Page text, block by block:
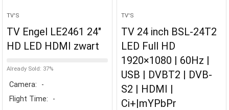
TV'S
TV Engel LE2461 24″
HD LED HDMI zwart
Already Sold: 37%
Camera:
-
Flight Time:
-
TV'S
TV 24 inch BSL-24T2
LED Full HD
1920×1080 | 60Hz |
USB | DVBT2 | DVB-
S2 | HDMI |
Ci+|mYPbPr